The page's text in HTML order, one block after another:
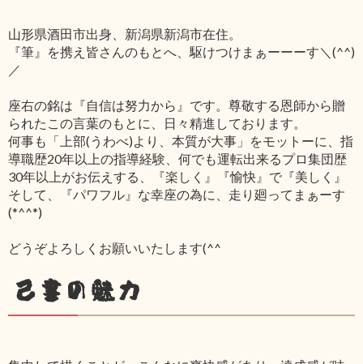
山形県酒田市出身、新潟県新潟市在住。
『筆』を携え皆さんのもとへ、駆けつけまぁーーーす＼(^^)
／
座右の銘は『自信は努力から』です。尊敬する恩師から贈
られたこの言葉のもとに、日々精進しております。
何事も「上部(うわべ)より、本質が大事」をモットーに、指
導職歴20年以上の指導経験、何でも運転出来るプロ集団歴
30年以上がお伝えする、『楽しく』『愉快』で『美しく』
そして、『パワフル』な幸座の為に、走り廻ってまぁーす
(*^^*)
どうぞよろしくお願いいたします(^^ゞ
己書の魅力